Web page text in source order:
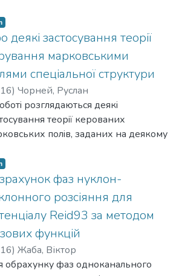
стан ситуацiї пiдкорюється
що описується
закономiрнiстю (на
вiд ситуацiї, коли стан задається
розподiлом, що
до звуження класу систем
рiшення).
деякі застосування теорії
марковськими
спеціальної структури
) Чорней, Руслан
розглядаються деякi
теорiї керованих
полiв, заданих на деякому
описує систему "сусiдської
еволюцiя випадкового
описується через локальну i
змiну станiв вершин графу,
вiд рiшень, що
в них. Наведено приклад
теорiї до NK-автоматiв
та керування лiсовим
фаз нуклон-
розсіяння для
Reid93 за методом
функцій
) Жаба, Віктор
обрахунку фаз одноканального